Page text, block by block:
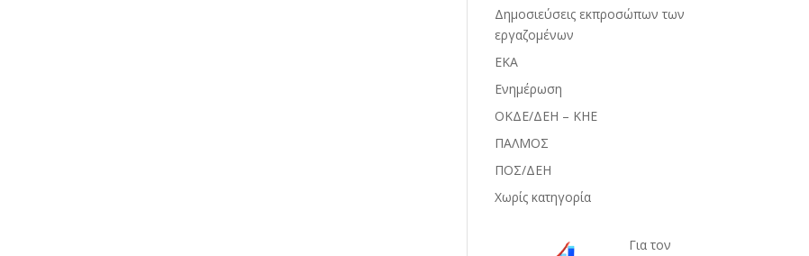
Δημοσιεύσεις εκπροσώπων των
εργαζομένων
ΕΚΑ
Ενημέρωση
ΟΚΔΕ/ΔΕΗ – ΚΗΕ
ΠΑΛΜΟΣ
ΠΟΣ/ΔΕΗ
Χωρίς κατηγορία
Για τον